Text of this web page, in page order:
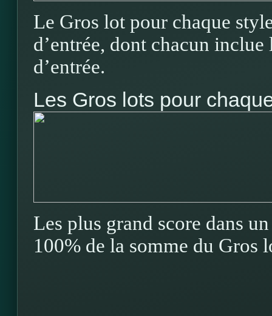
Le Gros lot pour chaque
d’entrée, dont chacun
d’entrée.
Les Gros lots pour
Les plus grand score dans
100% de la somme du Gros